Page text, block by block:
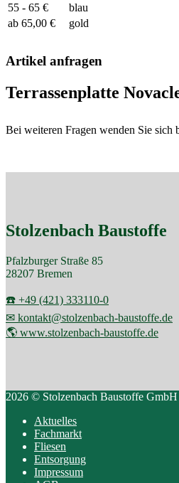
55 - 65 €
blau
ab 65,00 €
gold
Artikel anfragen
Terrassenplatte
Bei weiteren Fragen wenden Sie sich
Stolzenbach Baustoffe
Pfalzburger Straße 85
28207 Bremen
☎️ +49 (421) 333110-0
✉ kontakt@stolzenbach-baustoffe.de
🌎 www.stolzenbach-baustoffe.de
2026 © Stolzenbach Baustoffe
Aktuelles
Fachmarkt
Fliesen
Entsorgung
Impressum